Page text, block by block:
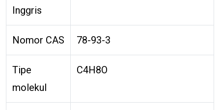
Inggris
Nomor CAS 78-93-3
Tipe
molekul
C4H8O